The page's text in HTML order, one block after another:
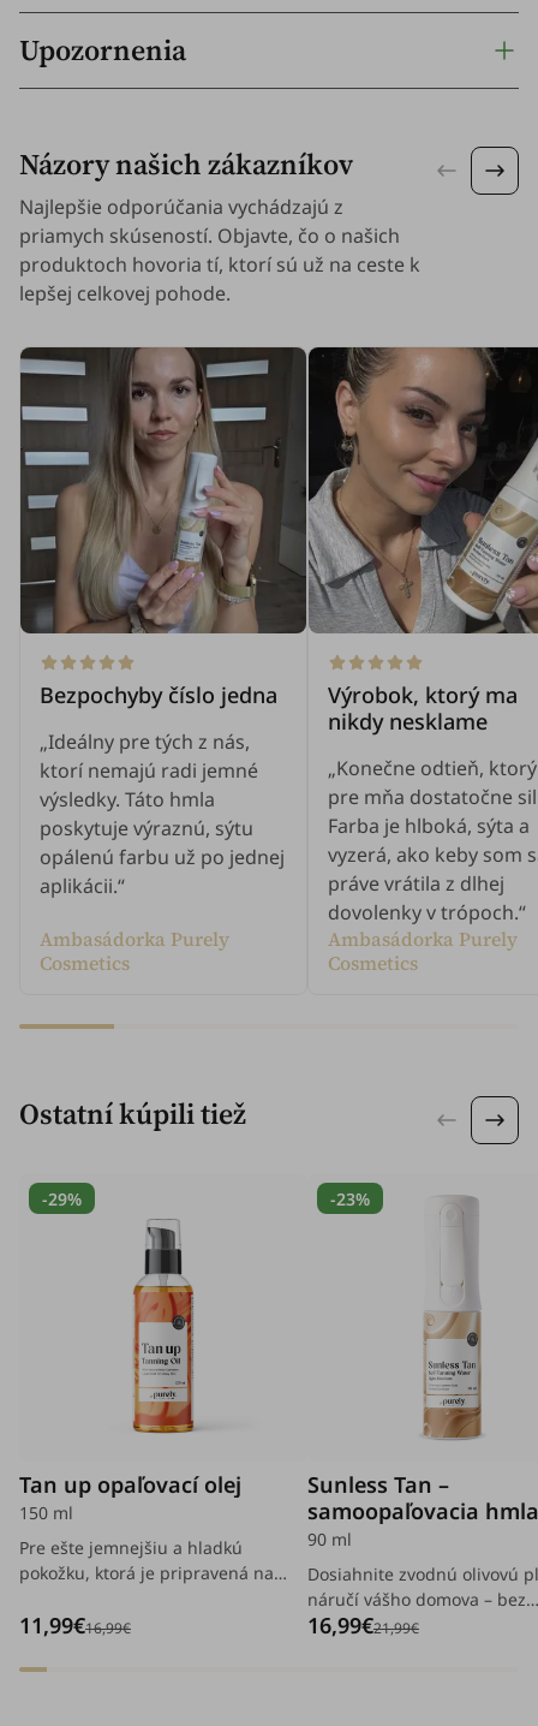
Upozornenia
Názory našich zákazníkov
Najlepšie odporúčania vychádzajú z
priamych skúseností. Objavte, čo o našich
produktoch hovoria tí, ktorí sú už na ceste k
lepšej celkovej pohode.
Bezpochyby číslo jedna
„Ideálny pre tých z nás,
ktorí nemajú radi jemné
výsledky. Táto hmla
poskytuje výraznú, sýtu
opálenú farbu už po jednej
aplikácii.“
Ambasádorka Purely
Cosmetics
Výrobok, ktorý ma
nikdy nesklame
„Konečne odtieň,
pre mňa dostatočne
Farba je hlboká, sýta a
vyzerá, ako keby som
práve vrátila z dlhej
dovolenky v trópoch.“
Ambasádorka Purely
Cosmetics
Ostatní kúpili tiež
-29%
Tan up opaľovací olej
150 ml
Pre ešte jemnejšiu a hladkú
pokožku, ktorá je pripravená na
každom opaľovaní.
11,99€16,99€
-23%
Sunless Tan –
samoopaľovacia
telo (Light–Medium)
90 ml
Dosiahnite zvodnú olivovú
náručí vášho domova – bez
opaľovania a návštev solária.
16,99€21,99€